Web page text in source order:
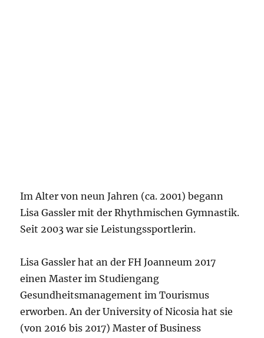
Im Alter von neun Jahren (ca. 2001) begann
Lisa Gassler mit der Rhythmischen Gymnastik.
Seit 2003 war sie Leistungssportlerin.
Lisa Gassler hat an der FH Joanneum 2017
einen Master im Studiengang
Gesundheitsmanagement im Tourismus
erworben. An der University of Nicosia hat sie
(von 2016 bis 2017) Master of Business